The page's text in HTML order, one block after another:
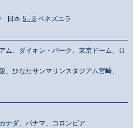
日本 5 - 8 ベネズエラ
ム、ダイキン・パーク、東京ドーム、ロ
、ひなたサンマリンスタジアム宮崎、
ナダ、パナマ、コロンビア